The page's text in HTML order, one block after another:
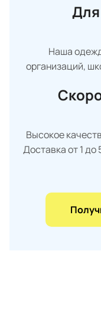
Наша
организаций,
Высокое
Доставка от 1 до